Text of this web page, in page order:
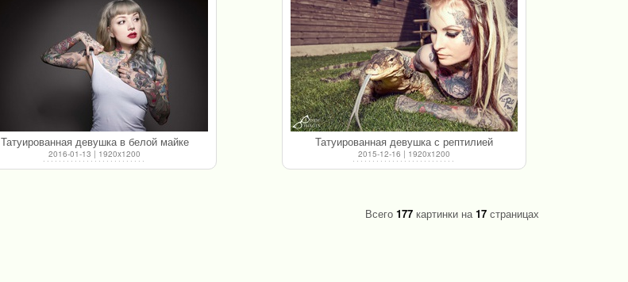
Татуированная девушка в белой майке
2016-01-13 | 1920x1200
Татуированная девушка с рептилией
2015-12-16 | 1920x1200
Всего 177 картинки на17 страницах